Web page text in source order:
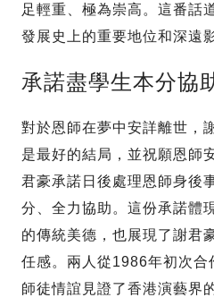
足輕重、極為崇高。這番話
發展史上的重要地位和深遠
承諾盡學生本分協
對於恩師在夢中安詳離世，
是最好的結局，並祝願恩師
君豪承諾日後處理恩師身後
分、全力協助。這份承諾體
的傳統美德，也展現了謝君
任感。兩人從1986年初次合
師徒情誼見證了香港演藝界